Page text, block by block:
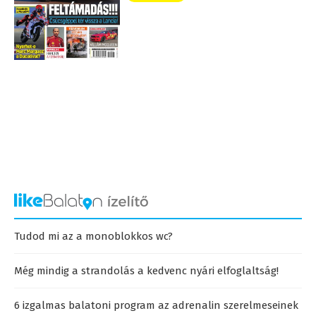
Tudod mi az a monoblokkos wc?
Még mindig a strandolás a kedvenc nyári elfoglaltság!
6 izgalmas balatoni program az adrenalin szerelmeseinek